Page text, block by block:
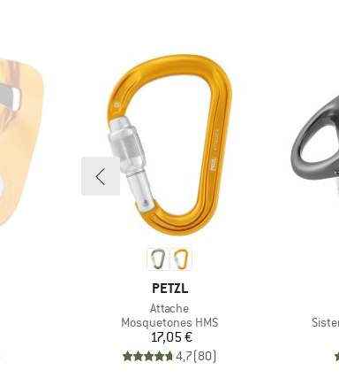
MARCA
PETZL
Artículo
Attache
Product group
Mosquetones HMS
Precio
17,05 €
4,7(80)